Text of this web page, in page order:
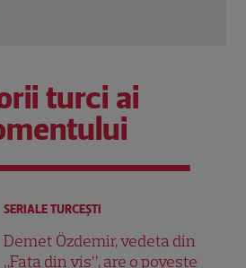
turci ai
SERIALE TURCEŞTI
Demet Özdemir, vedeta din
„Fata din vis”, are o poveste